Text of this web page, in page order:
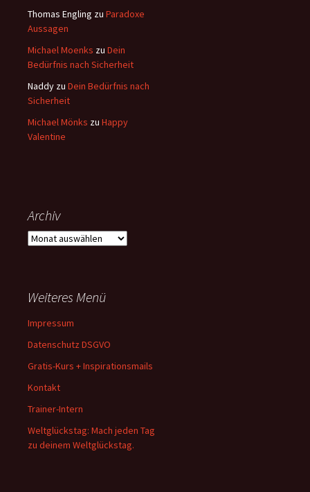
Thomas Engling zu Paradoxe
Aussagen
Michael Moenks zu Dein
Bedürfnis nach Sicherheit
Naddy zu Dein Bedürfnis nach
Sicherheit
Michael Mönks zu Happy
Valentine
Archiv
Archiv
Weiteres Menü
Impressum
Datenschutz DSGVO
Gratis-Kurs + Inspirationsmails
Kontakt
Trainer-Intern
Weltglückstag: Mach jeden Tag
zu deinem Weltglückstag.